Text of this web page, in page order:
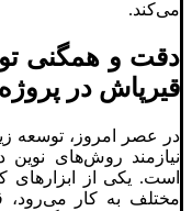
می‌کند.
دقت و همگنی
قیرپاش در
در عصر امروز، توسعه
نیازمند روش‌های
است. یکی از ابزارهای
مختلف به کار می‌رود،